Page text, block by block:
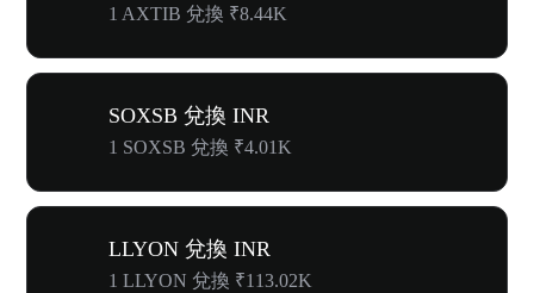
1 AXTIB 兌換 ₹8.44K
SOXSB 兌換 INR
1 SOXSB 兌換 ₹4.01K
LLYON 兌換 INR
1 LLYON 兌換 ₹113.02K